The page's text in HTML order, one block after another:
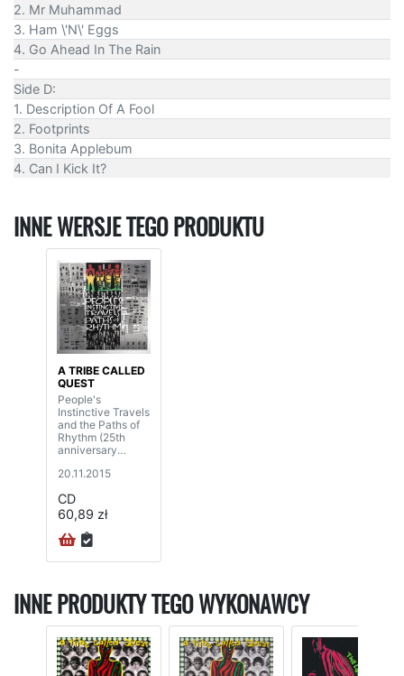
2. Mr Muhammad
3. Ham \'N\' Eggs
4. Go Ahead In The Rain
-
Side D:
1. Description Of A Fool
2. Footprints
3. Bonita Applebum
4. Can I Kick It?
INNE WERSJE TEGO PRODUKTU
A TRIBE CALLED
QUEST
People's
Instinctive Travels
and the Paths of
Rhythm (25th
anniversary
20.11.2015
CD
60,89 zł
INNE PRODUKTY TEGO WYKONAWCY